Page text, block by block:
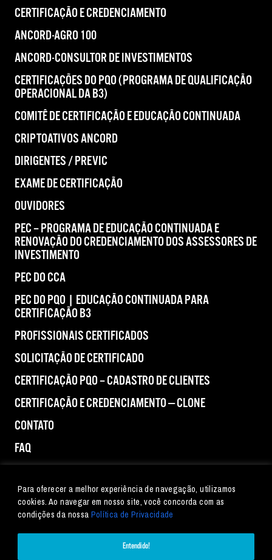
Para oferecer a melhor experiência de navegação, utilizamos
cookies. Ao navegar em nosso site, você concorda com as
condições da nossa Política de Privacidade
Entendido!
CERTIFICAÇÃO E CREDENCIAMENTO
ANCORD-AGRO 100
ANCORD-CONSULTOR DE INVESTIMENTOS
CERTIFICAÇÕES DO PQO (PROGRAMA DE QUALIFICAÇÃO
OPERACIONAL DA B3)
COMITÊ DE CERTIFICAÇÃO E EDUCAÇÃO CONTINUADA
CRIPTOATIVOS ANCORD
DIRIGENTES / PREVIC
EXAME DE CERTIFICAÇÃO
OUVIDORES
PEC – PROGRAMA DE EDUCAÇÃO CONTINUADA E
RENOVAÇÃO DO CREDENCIAMENTO DOS ASSESSORES DE
INVESTIMENTO
PEC DO CCA
PEC DO PQO | EDUCAÇÃO CONTINUADA PARA
CERTIFICAÇÃO B3
PROFISSIONAIS CERTIFICADOS
SOLICITAÇÃO DE CERTIFICADO
CERTIFICAÇÃO PQO – CADASTRO DE CLIENTES
CERTIFICAÇÃO E CREDENCIAMENTO — CLONE
CONTATO
FAQ